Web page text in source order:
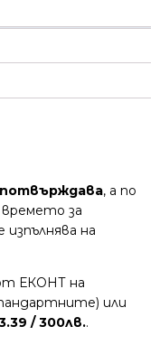
, а по
времето за
на
ЕКОНТ на
или
/ 300лв..